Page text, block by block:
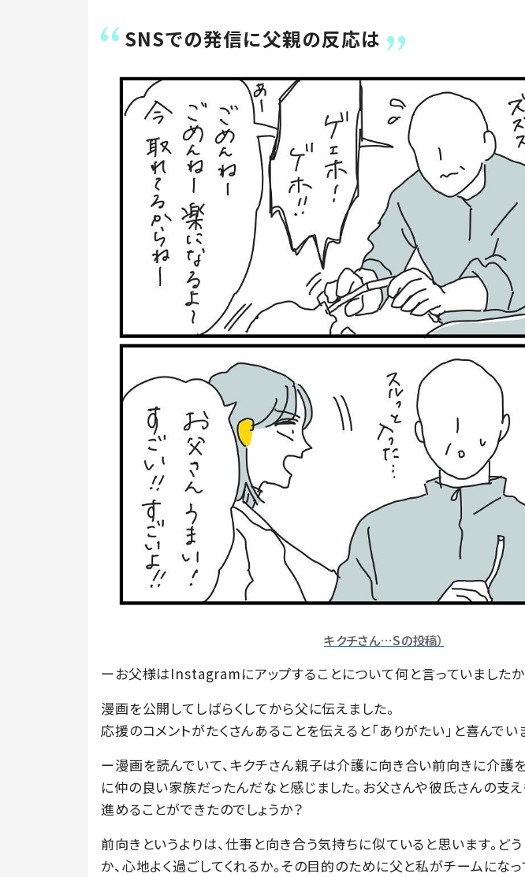
SNSでの発信に父親の反応は
キクチさん…Sの投稿）
ーお父様はInstagramにアップすることについて何と言っていましたか
漫画を公開してしばらくしてから父に伝えました。
応援のコメントがたくさんあることを伝えると「ありがたい」と喜んでい
ー漫画を読んでいて、キクチさん親子は介護に向き合い前向きに介護
に仲の良い家族だったんだなと感じました。お父さんや彼氏さんの支
進めることができたのでしょうか？
前向きというよりは、仕事と向き合う気持ちに似ていると思います。ど
か、心地よく過ごしてくれるか。その目的のために父と私がチームにな